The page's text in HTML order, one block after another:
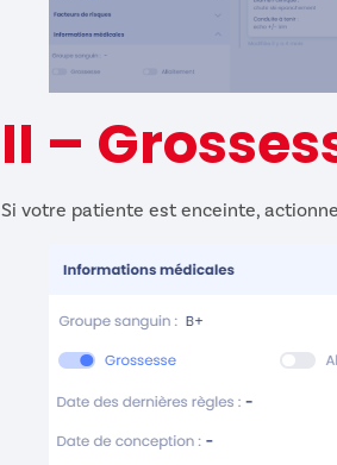
II –
Si votre patiente est enceinte,